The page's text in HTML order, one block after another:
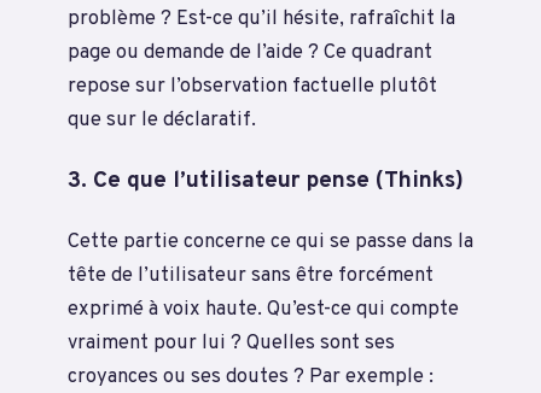
problème ? Est-ce qu’il hésite, rafraîchit la
page ou demande de l’aide ? Ce quadrant
repose sur l’observation factuelle plutôt
que sur le déclaratif.
3. Ce que l’utilisateur pense (Thinks)
Cette partie concerne ce qui se passe dans la
tête de l’utilisateur sans être forcément
exprimé à voix haute. Qu’est-ce qui compte
vraiment pour lui ? Quelles sont ses
croyances ou ses doutes ? Par exemple :